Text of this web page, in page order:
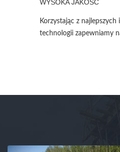
WYSOKA JAKOŚĆ
Korzystając z najlepszych
technologii zapewniamy